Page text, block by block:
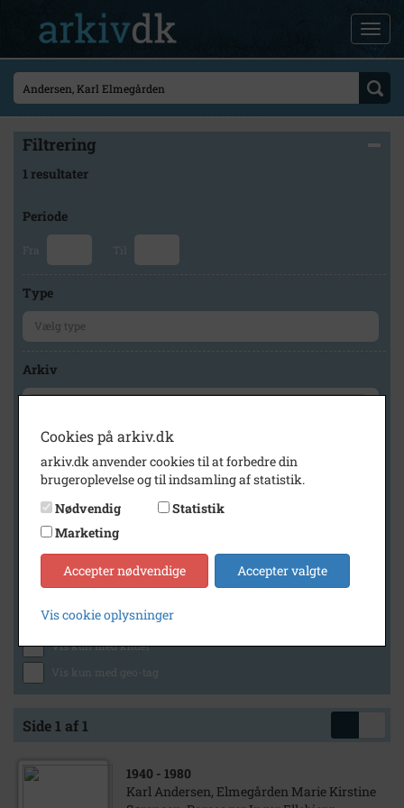
Filtrering
1 resultater
Periode
Fra Til
Type
Arkiv
Geografi
Generelt
Vis kun med billeder
Vis kun med lydklip
Vis kun med kilder
Vis kun med geo-tag
Side 1 af 1
1940 - 1980
Karl Andersen, Elmegården Marie Kirstine
Cookies på arkiv.dk
arkiv.dk anvender cookies til at forbedre din
brugeroplevelse og til indsamling af statistik.
Nødvendig
Statistik
Marketing
Accepter nødvendige Accepter valgte
Vis cookie oplysninger